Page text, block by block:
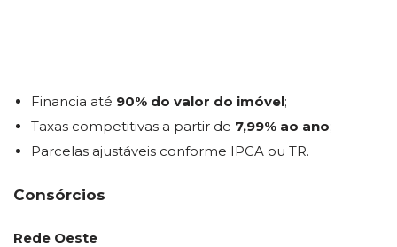
Financia até 90% do valor do imóvel;
Taxas competitivas a partir de 7,99% ao ano;
Parcelas ajustáveis conforme IPCA ou TR.
Consórcios
Rede Oeste